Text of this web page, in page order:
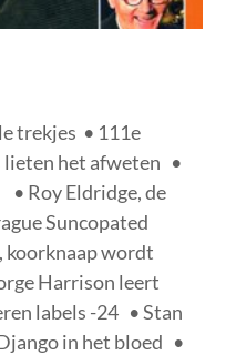
trekjes • 111e
lieten het afweten •
• Roy Eldridge, de
Suncopated
koorknaap wordt
Harrison leert
labels -24 • Stan
in het bloed •